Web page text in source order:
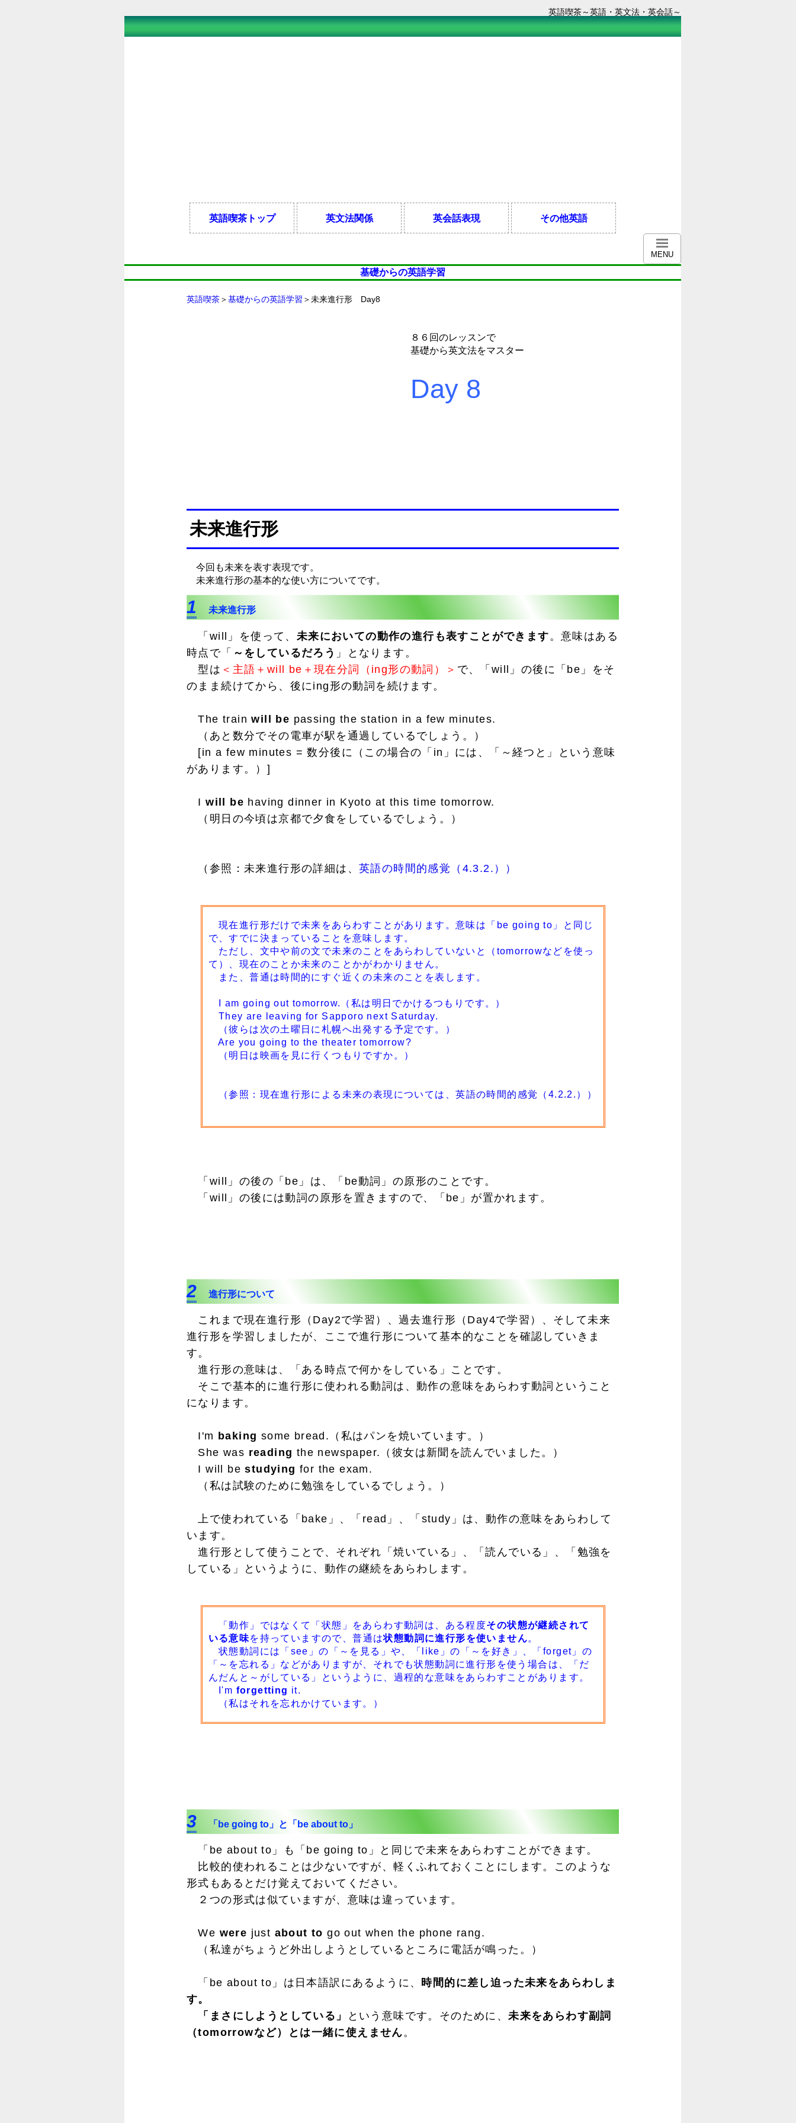
英語喫茶～英語・英文法・英会話～
英語喫茶トップ 英文法関係 英会話表現 その他英語
MENU
基礎からの英語学習
英語喫茶＞基礎からの英語学習 ＞未来進行形 Day8
８６回のレッスンで
基礎から英文法をマスター
Day 8
未来進行形
今回も未来を表す表現です。
未来進行形の基本的な使い方についてです。
1 未来進行形
「will」を使って、 未来においての動作の進行も表すことができます 。意味はある
時点で「 ～をしているだろう 」となります。
型は ＜主語＋will be＋現在分詞（ing形の動詞）＞ で、「will」の後に「be」をそ
のまま続けてから、後にing形の動詞を続けます。
The trainwill be passing the station in a few minutes.
（あと数分でその電車が駅を通過しているでしょう。）
[in a few minutes = 数分後に（この場合の「in」には、「～経つと」という意味
があります。）]
Iwill be having dinner in Kyoto at this time tomorrow.
（明日の今頃は京都で夕食をしているでしょう。）
（参照：未来進行形の詳細は、 英語の時間的感覚（4.3.2.））
現在進行形だけで未来をあらわすことがあります。意味は「be going to」と同じ
で、すでに決まっていることを意味します。
ただし、文中や前の文で未来のことをあらわしていないと（tomorrowなどを使っ
て）、現在のことか未来のことかがわかりません。
また、普通は時間的にすぐ近くの未来のことを表します。
I am going out tomorrow.（私は明日でかけるつもりです。）
They are leaving for Sapporo next Saturday.
（彼らは次の土曜日に札幌へ出発する予定です。）
Are you going to the theater tomorrow?
（明日は映画を見に行くつもりですか。）
（参照：現在進行形による未来の表現については、英語の時間的感覚（4.2.2.））
「will」の後の「be」は、「be動詞」の原形のことです。
「will」の後には動詞の原形を置きますので、「be」が置かれます。
2 進行形について
これまで現在進行形（Day2で学習）、過去進行形（Day4で学習）、そして未来
進行形を学習しましたが、ここで進行形について基本的なことを確認していきま
す。
進行形の意味は、「ある時点で何かをしている」ことです。
そこで基本的に進行形に使われる動詞は、動作の意味をあらわす動詞ということ
になります。
I'm baking some bread.（私はパンを焼いています。）
She was reading the newspaper.（彼女は新聞を読んでいました。）
I will bestudying for the exam.
（私は試験のために勉強をしているでしょう。）
上で使われている「bake」、「read」、「study」は、動作の意味をあらわして
います。
進行形として使うことで、それぞれ「焼いている」、「読んでいる」、「勉強を
している」というように、動作の継続をあらわします。
「動作」ではなくて「状態」をあらわす動詞は、ある程度その状態が継続されて
いる意味を持っていますので、普通は状態動詞に進行形を使いません。
状態動詞には「see」の「～を見る」や、「like」の「～を好き」、「forget」の
「～を忘れる」などがありますが、それでも状態動詞に進行形を使う場合は、「だ
んだんと～がしている」というように、過程的な意味をあらわすことがあります。
I'm forgetting it.
（私はそれを忘れかけています。）
3 「be going to」と「be about to」
「be about to」も「be going to」と同じで未来をあらわすことができます。
比較的使われることは少ないですが、軽くふれておくことにします。このような
形式もあるとだけ覚えておいてください。
２つの形式は似ていますが、意味は違っています。
We were just about to go out when the phone rang.
（私達がちょうど外出しようとしているところに電話が鳴った。）
「be about to」は日本語訳にあるように、
時間的に差し迫った未来をあらわしま
す。
「まさにしようとしている」
という意味です。そのために、 未来をあらわす副詞
（tomorrowなど）とは一緒に使えません 。